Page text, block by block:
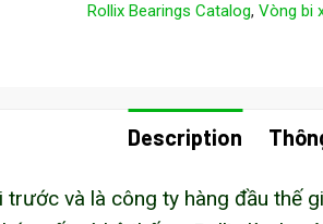
Rollix Bearings Catalog, Vòng bi
Description
trước và là công ty hàng đầu thế